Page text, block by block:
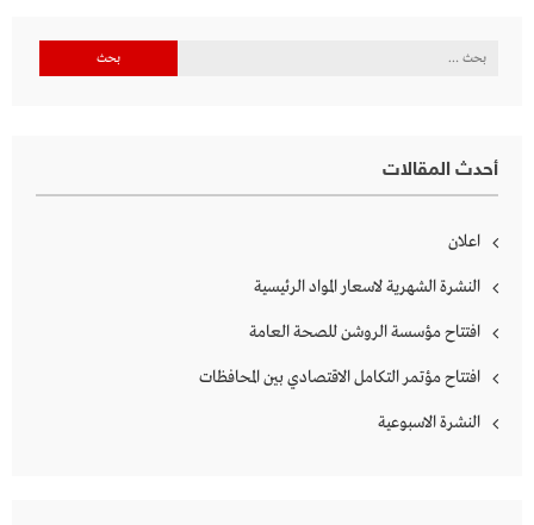
البحث
أحدث المقالات
اعلان
النشرة الشهرية لاسعار المواد الرئيسية
افتتاح مؤسسة الروشن للصحة العامة
افتتاح مؤتمر التكامل الاقتصادي بين المحافظات
النشرة الاسبوعية